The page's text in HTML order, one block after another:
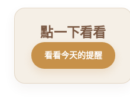
點一下看看
看看今天的提醒
再看一張